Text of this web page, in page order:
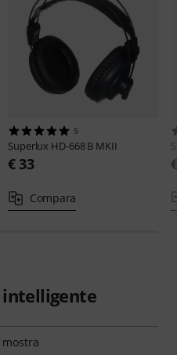
5
Superlux HD-668 B MKII
€ 33
Compara